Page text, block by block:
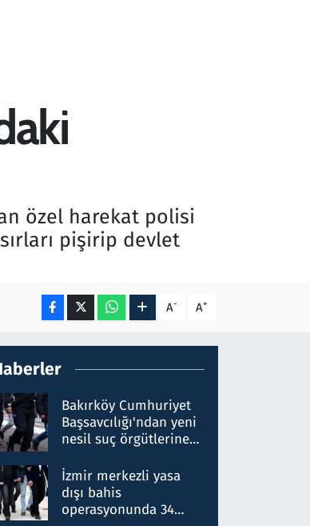
özel harekat polisi
pişirip devlet
A- A+
Bakırköy Cumhuriyet
Başsavcılığı'ndan yeni
nesil suç örgütlerine
hakkında gözaltı kararı
İzmir merkezli yasa
dışı bahis
operasyonunda 34